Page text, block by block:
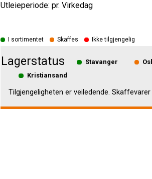
Utleieperiode: pr. Virkedag
I sortimentet Skaffes Ikke tilgjengelig
Lagerstatus Stavanger
Kristiansand
Tilgjengeligheten er veiledende.